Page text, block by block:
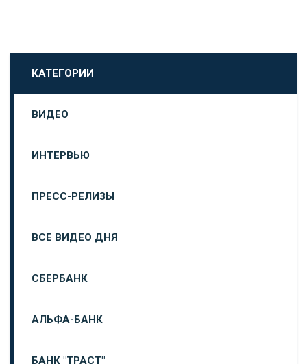
КАТЕГОРИИ
ВИДЕО
ИНТЕРВЬЮ
ПРЕСС-РЕЛИЗЫ
ВСЕ ВИДЕО ДНЯ
СБЕРБАНК
АЛЬФА-БАНК
БАНК "ТРАСТ"